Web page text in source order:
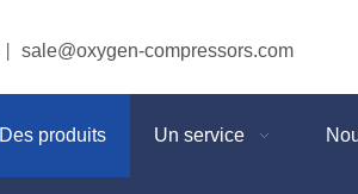
sale@oxygen-compressors.com
Des produits Un service